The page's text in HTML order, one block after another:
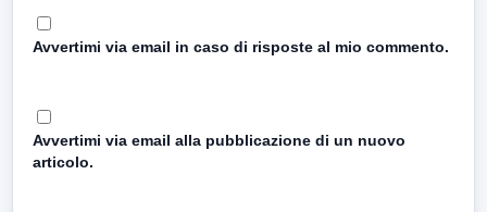
Avvertimi via email in caso di risposte al mio commento.
Avvertimi via email alla pubblicazione di un nuovo
articolo.